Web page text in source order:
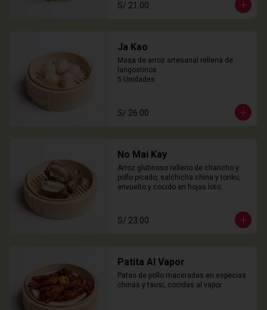
S/ 21.00
Ja Kao
Masa de arroz artesanal rellena de
langostinos
5 Unidades
S/ 26.00
No Mai Kay
Arroz glutinoso relleno de chancho y
pollo picado, salchicha china y tonku,
envuelto y cocido en hojas loto.
S/ 23.00
Patita Al Vapor
Patas de pollo maceradas en especias
chinas y tausi, cocidas al vapor